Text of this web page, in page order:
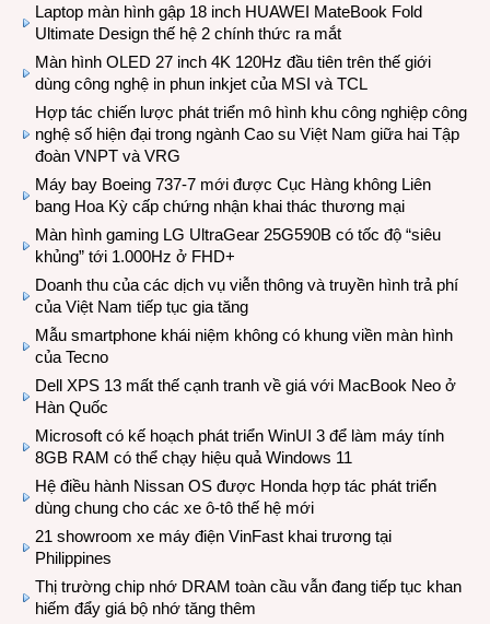
Laptop màn hình gập 18 inch HUAWEI MateBook Fold
Ultimate Design thế hệ 2 chính thức ra mắt
Màn hình OLED 27 inch 4K 120Hz đầu tiên trên thế giới
dùng công nghệ in phun inkjet của MSI và TCL
Hợp tác chiến lược phát triển mô hình khu công nghiệp công
nghệ số hiện đại trong ngành Cao su Việt Nam giữa hai Tập
đoàn VNPT và VRG
Máy bay Boeing 737-7 mới được Cục Hàng không Liên
bang Hoa Kỳ cấp chứng nhận khai thác thương mại
Màn hình gaming LG UltraGear 25G590B có tốc độ “siêu
khủng” tới 1.000Hz ở FHD+
Doanh thu của các dịch vụ viễn thông và truyền hình trả phí
của Việt Nam tiếp tục gia tăng
Mẫu smartphone khái niệm không có khung viền màn hình
của Tecno
Dell XPS 13 mất thế cạnh tranh về giá với MacBook Neo ở
Hàn Quốc
Microsoft có kế hoạch phát triển WinUI 3 để làm máy tính
8GB RAM có thể chạy hiệu quả Windows 11
Hệ điều hành Nissan OS được Honda hợp tác phát triển
dùng chung cho các xe ô-tô thế hệ mới
21 showroom xe máy điện VinFast khai trương tại
Philippines
Thị trường chip nhớ DRAM toàn cầu vẫn đang tiếp tục khan
hiếm đẩy giá bộ nhớ tăng thêm